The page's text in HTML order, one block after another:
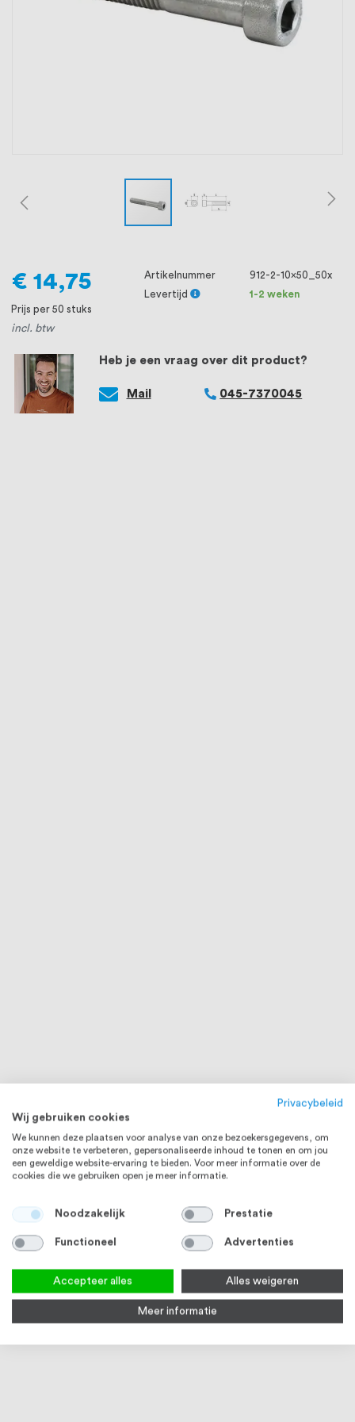
ons voorop, want we geloven dat een
Heb je een vraag over dit product?
Mail 045-7370045
€ 14,75
Prijs per 50 stuks
incl. btw
Artikelnummer
912-2-10x50_50x
Levertijd
1-2 weken
RVS 304 RVS 304
Privacybeleid
Wij gebruiken cookies
We kunnen deze plaatsen voor analyse van onze bezoekersgegevens, om
onze website te verbeteren, gepersonaliseerde inhoud te tonen en om jou
een geweldige website-ervaring te bieden. Voor meer informatie over de
cookies die we gebruiken open je meer informatie.
Noodzakelijk Prestatie
Functioneel Advertenties
Accepteer alles Alles weigeren
Meer informatie